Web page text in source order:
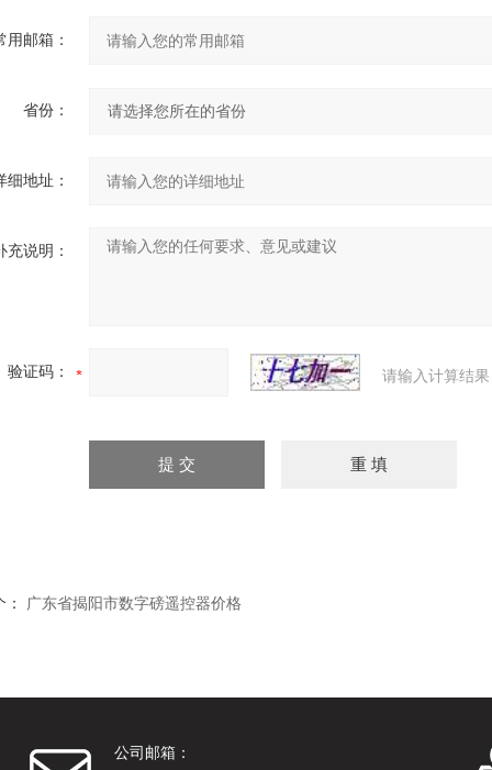
用邮箱：
省份：
细地址：
充说明：
验证码： 请输入计算结
广东省揭阳市数字磅遥控器价格
公司邮箱：